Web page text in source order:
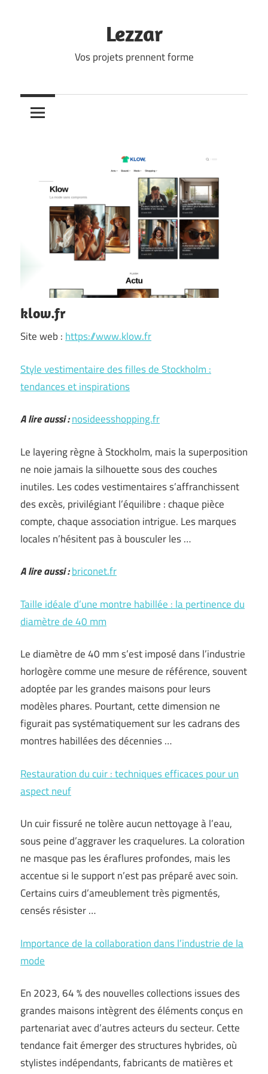
Lezzar
Vos projets prennent forme
klow.fr
Site web : https://www.klow.fr
Style vestimentaire des filles de Stockholm :
tendances et inspirations
A lire aussi :nosideesshopping.fr
Le layering règne à Stockholm, mais la superposition
ne noie jamais la silhouette sous des couches
inutiles. Les codes vestimentaires s’affranchissent
des excès, privilégiant l’équilibre : chaque pièce
compte, chaque association intrigue. Les marques
locales n’hésitent pas à bousculer les …
A lire aussi :briconet.fr
Taille idéale d’une montre habillée : la pertinence du
diamètre de 40 mm
Le diamètre de 40 mm s’est imposé dans l’industrie
horlogère comme une mesure de référence, souvent
adoptée par les grandes maisons pour leurs
modèles phares. Pourtant, cette dimension ne
figurait pas systématiquement sur les cadrans des
montres habillées des décennies …
Restauration du cuir : techniques efficaces pour un
aspect neuf
Un cuir fissuré ne tolère aucun nettoyage à l’eau,
sous peine d’aggraver les craquelures. La coloration
ne masque pas les éraflures profondes, mais les
accentue si le support n’est pas préparé avec soin.
Certains cuirs d’ameublement très pigmentés,
censés résister …
Importance de la collaboration dans l’industrie de la
mode
En 2023, 64 % des nouvelles collections issues des
grandes maisons intègrent des éléments conçus en
partenariat avec d’autres acteurs du secteur. Cette
tendance fait émerger des structures hybrides, où
stylistes indépendants, fabricants de matières et